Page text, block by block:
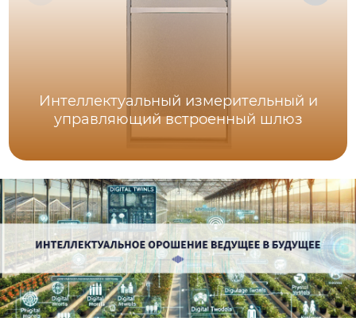
Интеллектуальный измерительный и
управляющий встроенный шлюз